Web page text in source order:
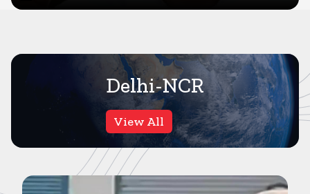
Delhi-NCR
View All